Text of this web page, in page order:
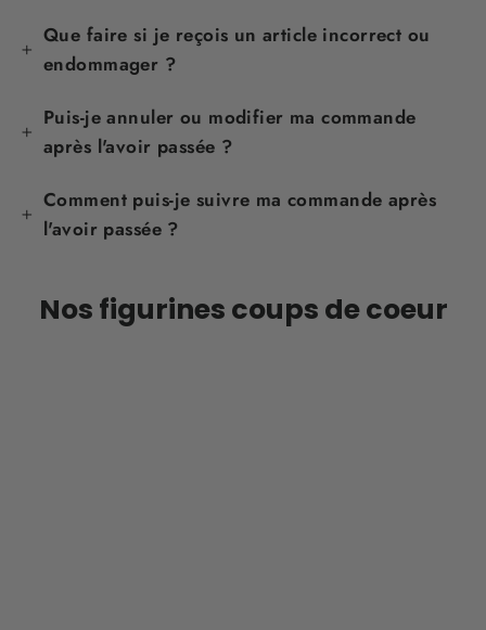
Que faire si je reçois un article incorrect ou
endommager ?
Puis-je annuler ou modifier ma commande
après l'avoir passée ?
Comment puis-je suivre ma commande après
l'avoir passée ?
Nos figurines coups de coeur